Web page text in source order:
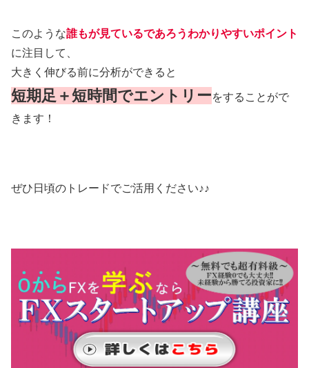
このような誰もが見ているであろうわかりやすいポイント
に注目して、
大きく伸びる前に分析ができると
短期足＋短時間でエントリーをすることがで
きます！
ぜひ日頃のトレードでご活用ください♪♪